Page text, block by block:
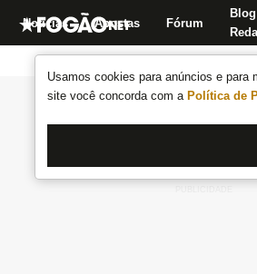
Usamos cookies para anúncios e para
site você concorda com a Política de
Notícias Apostas Fórum